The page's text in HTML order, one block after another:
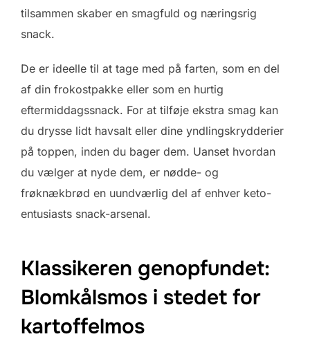
tilsammen skaber en smagfuld og næringsrig
snack.
De er ideelle til at tage med på farten, som en del
af din frokostpakke eller som en hurtig
eftermiddagssnack. For at tilføje ekstra smag kan
du drysse lidt havsalt eller dine yndlingskrydderier
på toppen, inden du bager dem. Uanset hvordan
du vælger at nyde dem, er nødde- og
frøknækbrød en uundværlig del af enhver keto-
entusiasts snack-arsenal.
Klassikeren genopfundet:
Blomkålsmos i stedet for
kartoffelmos